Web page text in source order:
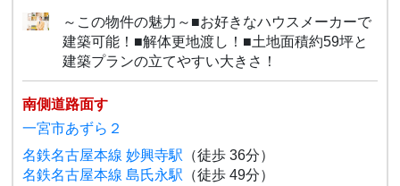
～この物件の魅力～■お好きなハウスメーカーで
建築可能！■解体更地渡し！■土地面積約59坪と
建築プランの立てやすい大きさ！
南側道路面す
一宮市あずら２
名鉄名古屋本線 妙興寺駅 （徒歩 36分）
名鉄名古屋本線 島氏永駅 （徒歩 49分）